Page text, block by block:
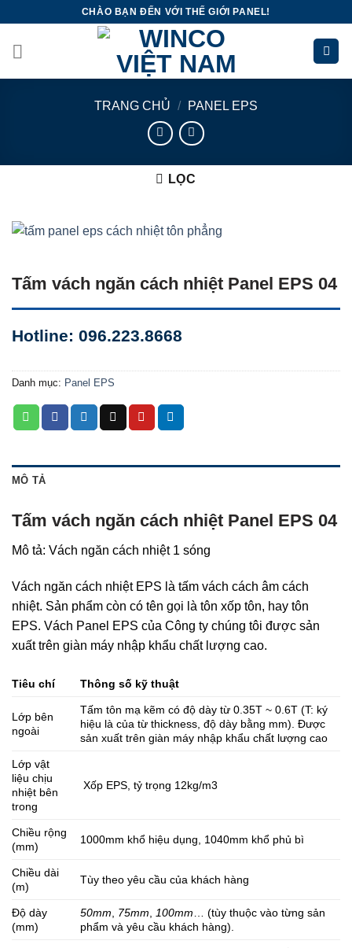
content
CHÀO BẠN ĐẾN VỚI THẾ GIỚI PANEL!
TRANG CHỦ / PANEL EPS
LỌC
Tấm vách ngăn cách nhiệt Panel EPS 04
Hotline: 096.223.8668
Danh mục: Panel EPS
MÔ TẢ
Tấm vách ngăn cách nhiệt Panel EPS 04
Mô tả: Vách ngăn cách nhiệt 1 sóng
Vách ngăn cách nhiệt EPS là tấm vách cách âm cách
nhiệt. Sản phẩm còn có tên gọi là tôn xốp tôn, hay tôn
EPS. Vách Panel EPS của Công ty chúng tôi được sản
xuất trên giàn máy nhập khẩu chất lượng cao.
Tiêu chí Thông số kỹ thuật
Lớp bên
ngoài
Tấm tôn mạ kẽm có độ dày từ 0.35T ~ 0.6T (T: ký
hiệu là của từ thickness, độ dày bằng mm). Được
sản xuất trên giàn máy nhập khẩu chất lượng cao
Lớp vật
liệu chịu
nhiệt bên
trong
Xốp EPS, tỷ trọng 12kg/m3
Chiều rộng
(mm)
1000mm khổ hiệu dụng, 1040mm khổ phủ bì
Chiều dài
(m)
Tùy theo yêu cầu của khách hàng
Độ dày
(mm)
50mm, 75mm,100mm… (tùy thuộc vào từng sản
phẩm và yêu cầu khách hàng).